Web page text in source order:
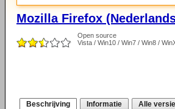
Mozilla Firefox
Open source
Vista / Win10 / Win7 / Win8 /
Beschrijving Informatie Alle